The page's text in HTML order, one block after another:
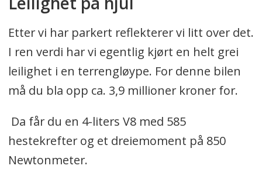
Etter vi har parkert reflekterer vi litt over det.
I ren verdi har vi egentlig kjørt en helt grei
leilighet i en terrengløype. For denne bilen
må du bla opp ca. 3,9 millioner kroner for.
Da får du en 4-liters V8 med 585
hestekrefter og et dreiemoment på 850
Newtonmeter.